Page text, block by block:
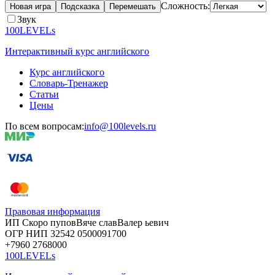
Новая игра Подсказка Перемешать Сложность:
Звук
100LEVELs
Интерактивный курс английского
Курс английского
Словарь-Тренажер
Статьи
Цены
По всем вопросам:info@100levels.ru
Правовая информация
ИП Скоро пуповВяче славВалер ьевич
ОГР НИП 32542 0500091700
+7960 2768000
100LEVELs